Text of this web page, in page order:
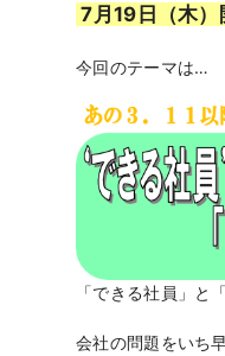
7月19日（木）
今回のテーマは…
「できる社員」と
会社の問題をいち